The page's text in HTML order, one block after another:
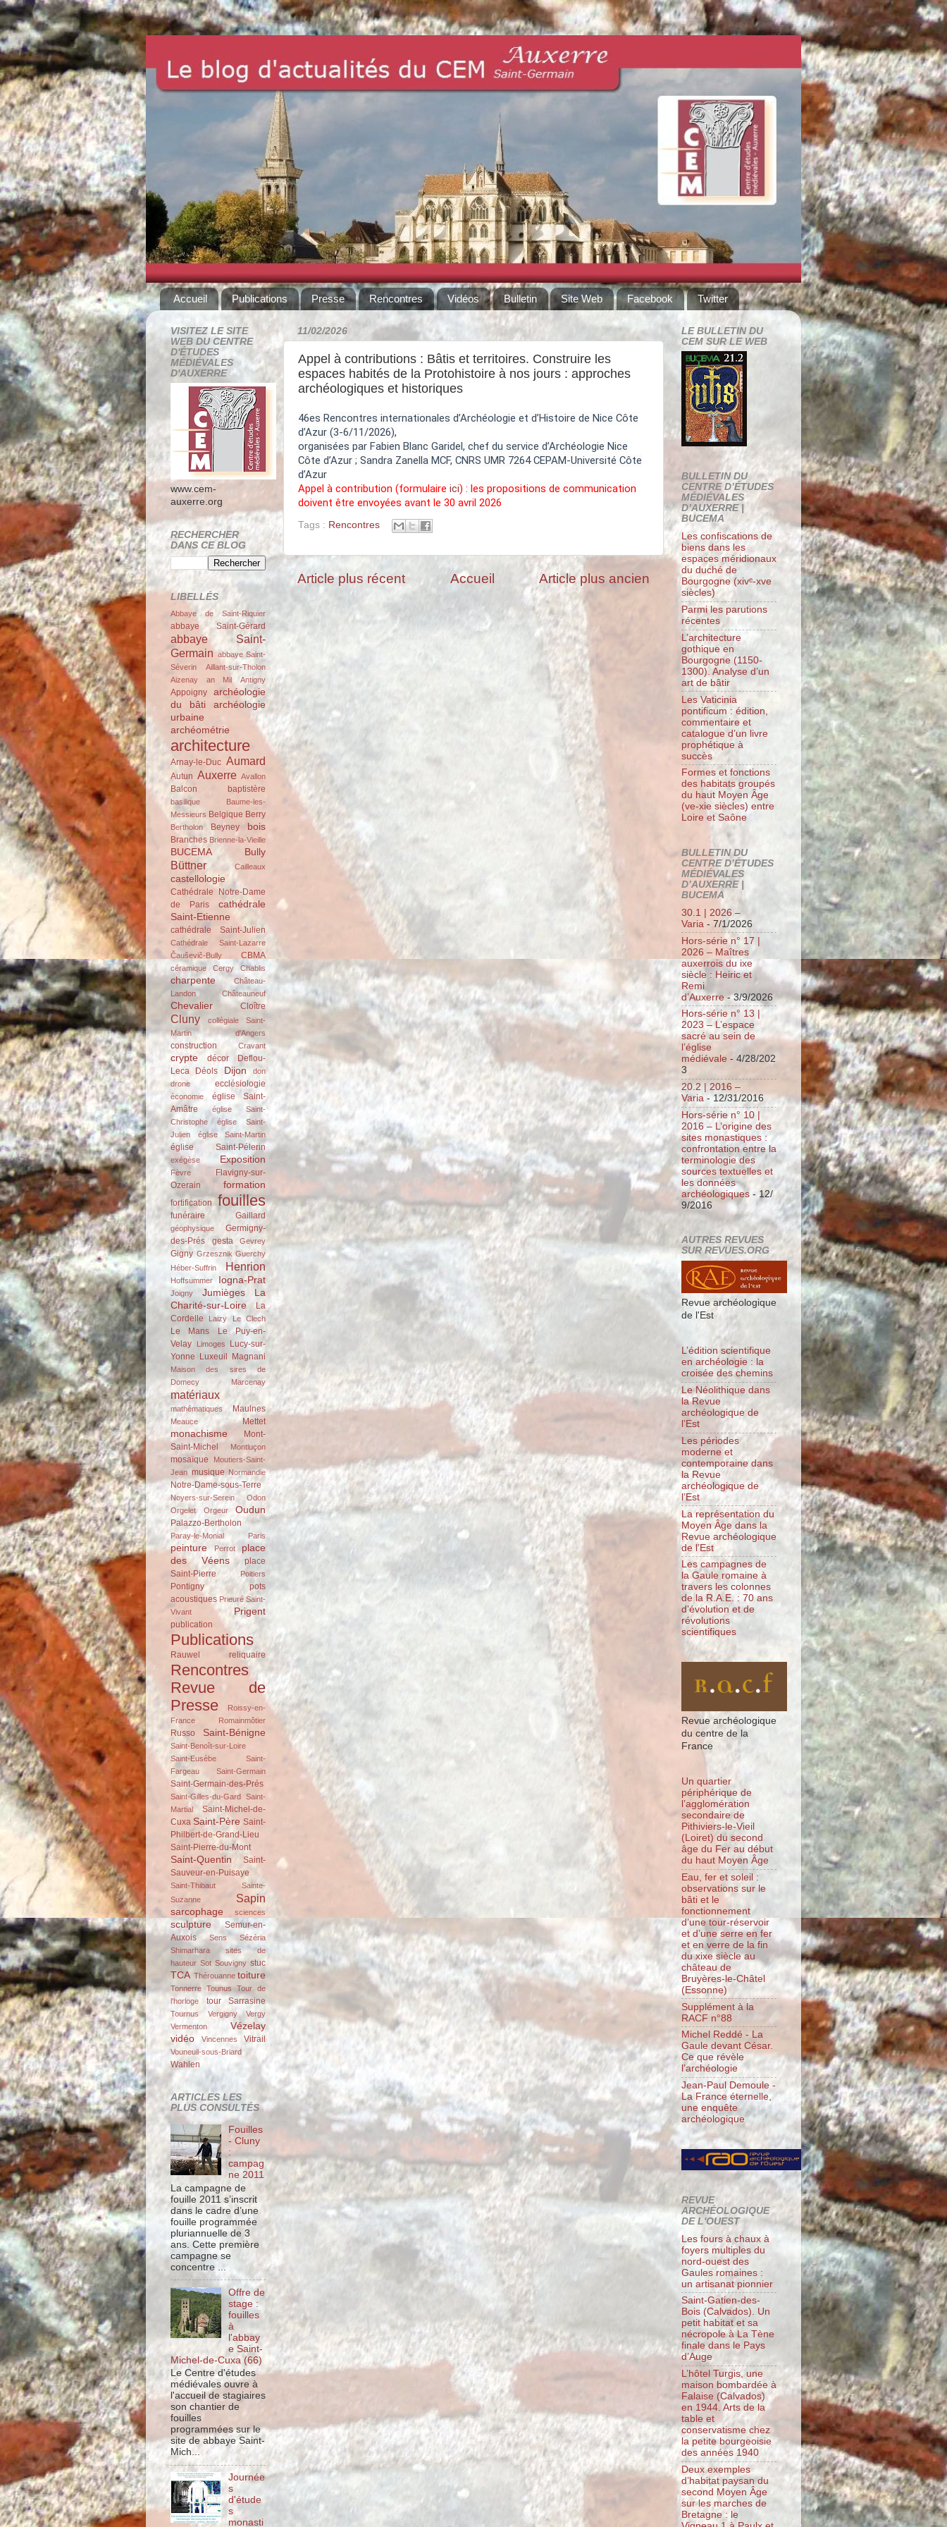
Accueil Publications Presse Rencontres Vidéos Bulletin Site Web Facebook Twitter
11/02/2026
Appel à contributions : Bâtis et territoires. Construire les
espaces habités de la Protohistoire à nos jours : approches
archéologiques et historiques
46es Rencontres internationales d’Archéologie et d’Histoire de Nice Côte
d’Azur (3-6/11/2026),
organisées par Fabien Blanc Garidel, chef du service d’Archéologie Nice
Côte d’Azur ; Sandra Zanella MCF, CNRS UMR 7264 CEPAM-Université Côte
d’Azur
Appel à contribution (formulaire ici) : les propositions de communication
doivent être envoyées avant le 30 avril 2026
Tags : Rencontres
Article plus récent Article plus ancien
Accueil
VISITEZ LE SITE
WEB DU CENTRE
D'ÉTUDES
MÉDIÉVALES
D'AUXERRE
www.cem-
auxerre.org
RECHERCHER
DANS CE BLOG
LIBELLÉS
Abbaye de Saint-Riquier
abbaye Saint-Gérard
abbaye Saint-
Germain abbaye Saint-
Séverin
Aillant-sur-Tholon
Aizenay
an Mil Antigny
Appoigny
archéologie
du bâti
archéologie
urbaine
archéométrie
architecture
Arnay-le-Duc Aumard
Autun Auxerre Avallon
Balcon baptistère
basilique
Baume-les-
Messieurs Belgique Berry
Bertholon Beyney bois
Branches Brienne-la-Vieille
BUCEMA Bully
Büttner Cailleaux
castellologie
Cathédrale Notre-Dame
de Paris
cathédrale
Saint-Etienne
cathédrale Saint-Julien
Cathédrale Saint-Lazarre
Čauševič-Bully
CBMA
céramique Cergy Chablis
charpente
Château-
Landon
Châteauneuf
Chevalier Cloître
Cluny
collégiale Saint-
Martin d'Angers
construction Cravant
crypte décor
Deflou-
Leca
Déols Dijon
don
drone
ecclésiologie
économie
église Saint-
Amâtre
église Saint-
Christophe
église Saint-
Julien
église Saint-Martin
église Saint-Pélerin
exégèse Exposition
Fèvre
Flavigny-sur-
Ozerain
formation
fortification fouilles
funéraire Gaillard
géophysique
Germigny-
des-Prés
gesta Gevrey
Gigny Grzesznik Guerchy
Héber-Suffrin
Henrion
Hoffsummer Iogna-Prat
Joigny Jumièges
La
Charité-sur-Loire
La
Cordelle
Laizy Le Clech
Le Mans
Le Puy-en-
Velay
Limoges
Lucy-sur-
Yonne Luxeuil Magnani
Maison des sires de
Domecy
Marcenay
matériaux
mathématiques Maulnes
Meauce Mettet
monachisme
Mont-
Saint-Michel
Montluçon
mosaïque
Moutiers-Saint-
Jean musique Normandie
Notre-Dame-sous-Terre
Noyers-sur-Serein
Odon
Orgelet
Orgeur Oudun
Palazzo-Bertholon
Paray-le-Monial Paris
peinture Perrot
place
des Véens
place
Saint-Pierre
Poitiers
Pontigny
pots
acoustiques Prieuré Saint-
Vivant
Prigent
publication
Publications
Rauwel reliquaire
Rencontres
Revue de
Presse
Roissy-en-
France
Romainmôtier
Russo Saint-Bénigne
Saint-Benoît-sur-Loire
Saint-Eusèbe
Saint-
Fargeau
Saint-Germain
Saint-Germain-des-Prés
Saint-Gilles-du-Gard Saint-
Martial
Saint-Michel-de-
Cuxa Saint-Père Saint-
Philbert-de-Grand-Lieu
Saint-Pierre-du-Mont
Saint-Quentin
Saint-
Sauveur-en-Puisaye
Saint-Thibaut
Sainte-
Suzanne
Sapin
sarcophage sciences
sculpture
Semur-en-
Auxois
Sens
Sézéria
Shimarhara
sites de
hauteur Sot Souvigny stuc
TCA Thérouanne toiture
Tonnerre Tounus Tour de
l'horloge
tour Sarrasine
Tournus Vergigny
Vergy
Vermenton
Vézelay
vidéo
Vincennes Vitrail
Vouneuil-sous-Briard
Wahlen
ARTICLES LES
PLUS CONSULTÉS
Fouilles
- Cluny
:
campag
ne 2011
La campagne de
fouille 2011 s’inscrit
dans le cadre d’une
fouille programmée
pluriannuelle de 3
ans. Cette première
campagne se
concentre ...
Offre de
stage :
fouilles
à
l'abbay
e Saint-
Michel-de-Cuxa (66)
Le Centre d'études
médiévales ouvre à
l'accueil de stagiaires
son chantier de
fouilles
programmées sur le
site de abbaye Saint-
Mich...
Journée
s
d'étude
s
monasti
LE BULLETIN DU
CEM SUR LE WEB
BULLETIN DU
CENTRE D’ÉTUDES
MÉDIÉVALES
D’AUXERRE |
BUCEMA
Les confiscations de
biens dans les
espaces méridionaux
du duché de
Bourgogne (xivᵉ-xve
siècles)
Parmi les parutions
récentes
L’architecture
gothique en
Bourgogne (1150-
1300). Analyse d’un
art de bâtir
Les Vaticinia
pontificum : édition,
commentaire et
catalogue d’un livre
prophétique à
succès
Formes et fonctions
des habitats groupés
du haut Moyen Âge
(ve-xie siècles) entre
Loire et Saône
BULLETIN DU
CENTRE D’ÉTUDES
MÉDIÉVALES
D’AUXERRE |
BUCEMA
30.1 | 2026 –
Varia - 7/1/2026
Hors-série n° 17 |
2026 – Maîtres
auxerrois du ixe
siècle : Heiric et
Remi
d’Auxerre- 3/9/2026
Hors-série n° 13 |
2023 – L’espace
sacré au sein de
l’église
médiévale - 4/28/202
3
20.2 | 2016 –
Varia - 12/31/2016
Hors-série n° 10 |
2016 – L’origine des
sites monastiques :
confrontation entre la
terminologie des
sources textuelles et
les données
archéologiques - 12/
9/2016
AUTRES REVUES
SUR REVUES.ORG
Revue archéologique
de l'Est
L’édition scientifique
en archéologie : la
croisée des chemins
Le Néolithique dans
la Revue
archéologique de
l’Est
Les périodes
moderne et
contemporaine dans
la Revue
archéologique de
l’Est
La représentation du
Moyen Âge dans la
Revue archéologique
de l’Est
Les campagnes de
la Gaule romaine à
travers les colonnes
de la R.A.E. : 70 ans
d’évolution et de
révolutions
scientifiques
Revue archéologique
du centre de la
France
Un quartier
périphérique de
l’agglomération
secondaire de
Pithiviers-le-Vieil
(Loiret) du second
âge du Fer au début
du haut Moyen Âge
Eau, fer et soleil :
observations sur le
bâti et le
fonctionnement
d’une tour-réservoir
et d’une serre en fer
et en verre de la fin
du xixe siècle au
château de
Bruyères-le-Châtel
(Essonne)
Supplément à la
RACF n°88
Michel Reddé - La
Gaule devant César.
Ce que révèle
l’archéologie
Jean-Paul Demoule -
La France éternelle,
une enquête
archéologique
REVUE
ARCHÉOLOGIQUE
DE L'OUEST
Les fours à chaux à
foyers multiples du
nord-ouest des
Gaules romaines :
un artisanat pionnier
Saint-Gatien-des-
Bois (Calvados). Un
petit habitat et sa
nécropole à La Tène
finale dans le Pays
d’Auge
L’hôtel Turgis, une
maison bombardée à
Falaise (Calvados)
en 1944. Arts de la
table et
conservatisme chez
la petite bourgeoisie
des années 1940
Deux exemples
d’habitat paysan du
second Moyen Âge
sur les marches de
Bretagne : le